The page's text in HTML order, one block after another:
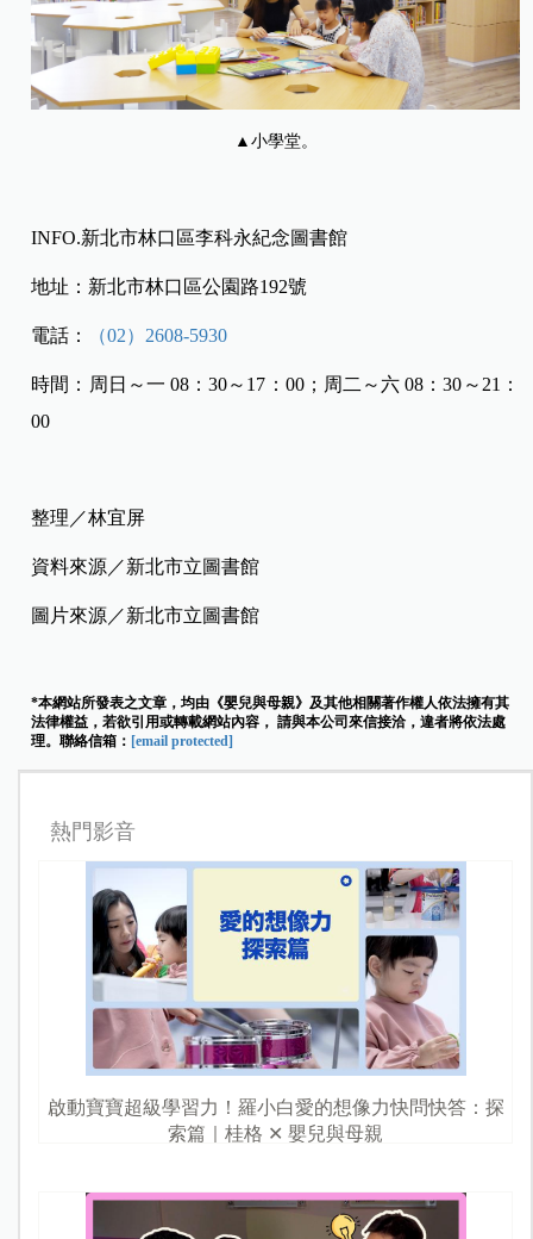
▲小學堂。
INFO.新北市林口區李科永紀念圖書館
地址：新北市林口區公園路192號
電話： （02）2608-5930
時間：周日～一 08：30～17：00；周二～六 08：30～21：
00
整理／林宜屏
資料來源／新北市立圖書館
圖片來源／新北市立圖書館
*本網站所發表之文章，均由《嬰兒與母親》及其他相關著作權人依法擁有其
法律權益，若欲引用或轉載網站內容， 請與本公司來信接洽，違者將依法處
理。聯絡信箱： [email protected]
熱門影音
啟動寶寶超級學習力！羅小白愛的想像力快問快答：探
索篇｜桂格 ✕ 嬰兒與母親